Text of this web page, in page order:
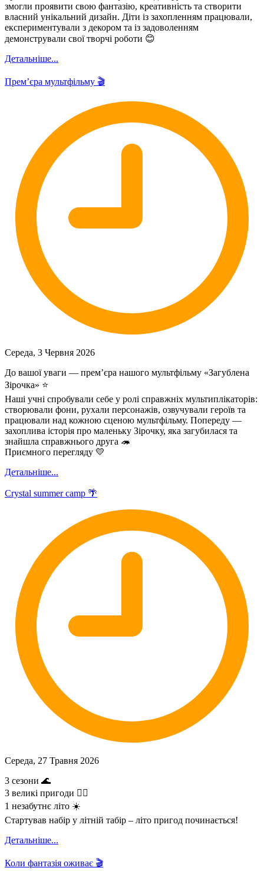
змогли проявити свою фантазію, креативність та створити
власний унікальний дизайн. Діти із захопленням працювали,
експериментували з декором та із задоволенням
демонстрували свої творчі роботи 😊
Детальніше...
Премʼєра мультфільму 🎬
Середа, 3 Червня 2026
До вашої уваги — премʼєра нашого мультфільму «Загублена
Зірочка» ⭐️
Наші учні спробували себе у ролі справжніх мультиплікаторів:
створювали фони, рухали персонажів, озвучували героїв та
працювали над кожною сценою мультфільму. Попереду —
захоплива історія про маленьку Зірочку, яка загубилася та
знайшла справжнього друга 🦔
Приємного перегляду 💛
Детальніше...
Crystal summer camp 🌴
Середа, 27 Травня 2026
3 сезони 🌊
3 великі пригоди 🏴‍☠️
1 незабутнє літо ☀️
Стартував набір у літній табір – літо пригод починається!
Детальніше...
Коли фантазія оживає 🎬